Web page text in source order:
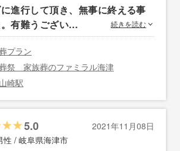
進行して頂き、無事に終える事
有難うござい…
続きを読む
プラン
祭 家族葬のファミラル海津
崎駅
5.0
2021年11月08日
性 / 岐阜県海津市